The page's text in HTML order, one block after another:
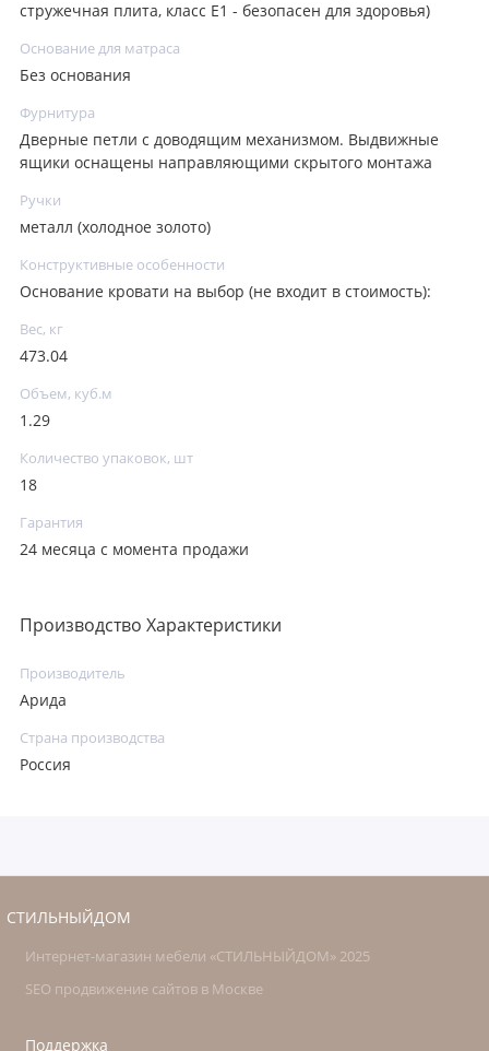
стружечная плита, класс E1 - безопасен для здоровья)
Основание для матраса
Без основания
Фурнитура
Дверные петли с доводящим механизмом. Выдвижные
ящики оснащены направляющими скрытого монтажа
Ручки
металл (холодное золото)
Конструктивные особенности
Основание кровати на выбор (не входит в стоимость):
Вес, кг
473.04
Объем, куб.м
1.29
Количество упаковок, шт
18
Гарантия
24 месяца с момента продажи
Производство Характеристики
Производитель
Арида
Страна производства
Россия
СТИЛЬНЫЙДОМ
Интернет-магазин мебели «СТИЛЬНЫЙДОМ» 2025
SEO продвижение сайтов в Москве
Поддержка